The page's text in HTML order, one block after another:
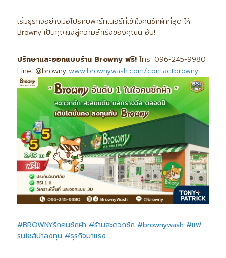
เริ่มธุรกิจอย่างมือโปรกับพาร์ทเนอร์ที่เข้าใจคนซักผ้าที่สุด ให้
Browny เป็นกุญแจสู่ความสำเร็จของคุณนะฮับ!
ปรึกษาและออกแบบร้าน Browny ฟรี! โทร: 096-245-9980
Line: @browny www.brownywash.com/contactbrowny
#BROWNYรักคนซักผ้า #ร้านสะดวกซัก #brownywash #แฟ
รนไชส์น่าลงทุน #ธุรกิจมาแรง